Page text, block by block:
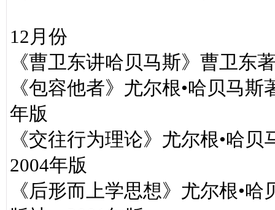
12月份
《曹卫东讲哈贝马斯》曹卫东
《包容他者》尤尔根•哈贝马
年版
《交往行为理论》尤尔根•哈
2004年版
《后形而上学思想》尤尔根•